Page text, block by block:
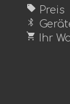
sell Preis
bluetooth
shopping_cart Ihr